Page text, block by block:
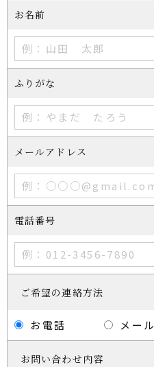
お名前
ふりがな
メールアドレス
電話番号
ご希望の連絡方法
お電話 メール
お問い合わせ内容